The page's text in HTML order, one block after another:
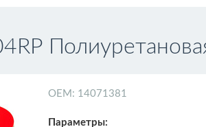
ОЕМ: 14071381
Параметры: